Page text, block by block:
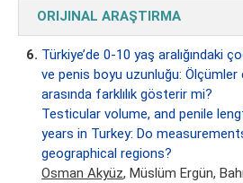
ORIJINAL ARAŞTIRMA
6. Türkiye’de 0-10 yaş aralığındaki
ve penis boyu uzunluğu:
arasında farklılık gösterir mi?
Testicular volume, and penile
years in Turkey: Do
geographical regions?
Osman Akyüz, Müslüm Ergün,